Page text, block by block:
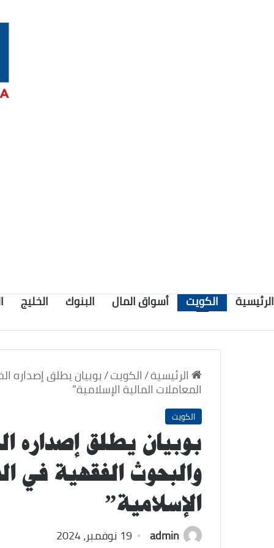
الرئيسية الكويت أسواق المال البنوك الخليج
الرئيسية/الكويت/بوبيان يطلق إصداره
المعاملات المالية الإسلامية”
الكويت
بوبيان يطلق إصداره
والبحوث الفقهية في
الإسلامية”
admin 19 نوفمبر، 2024